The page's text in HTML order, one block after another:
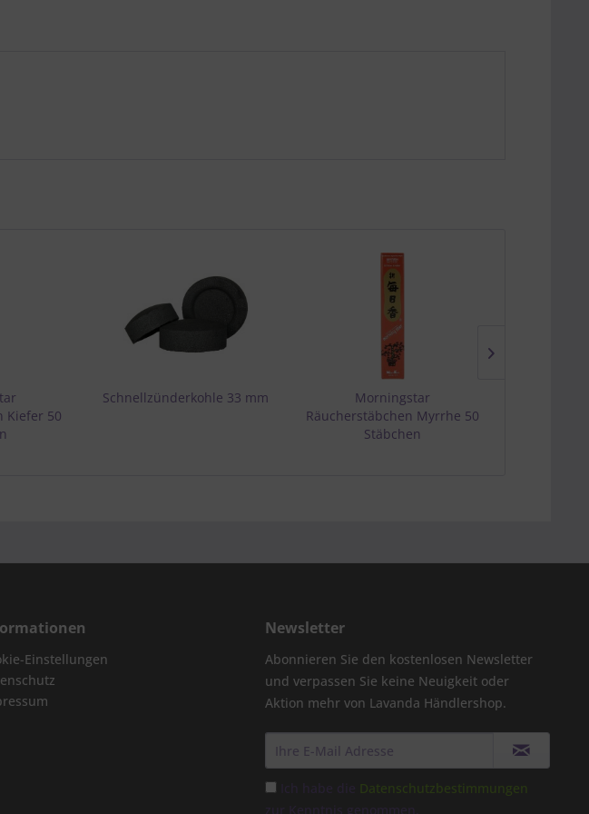
Kiefer 50
Schnellzünderkohle 33 mm
Morningstar
Räucherstäbchen Myrrhe 50
Stäbchen
Einstellungen
Newsletter
Abonnieren Sie den kostenlosen Newsletter
und verpassen Sie keine Neuigkeit oder
Aktion mehr von Lavanda Händlershop.
Ich habe die Datenschutzbestimmungen
zur Kenntnis genommen.